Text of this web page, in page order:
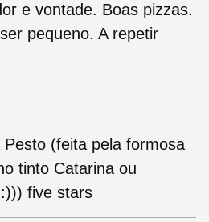
e vontade. Boas pizzas.
pequeno. A repetir
Pesto (feita pela formosa
tinto Catarina ou
five stars